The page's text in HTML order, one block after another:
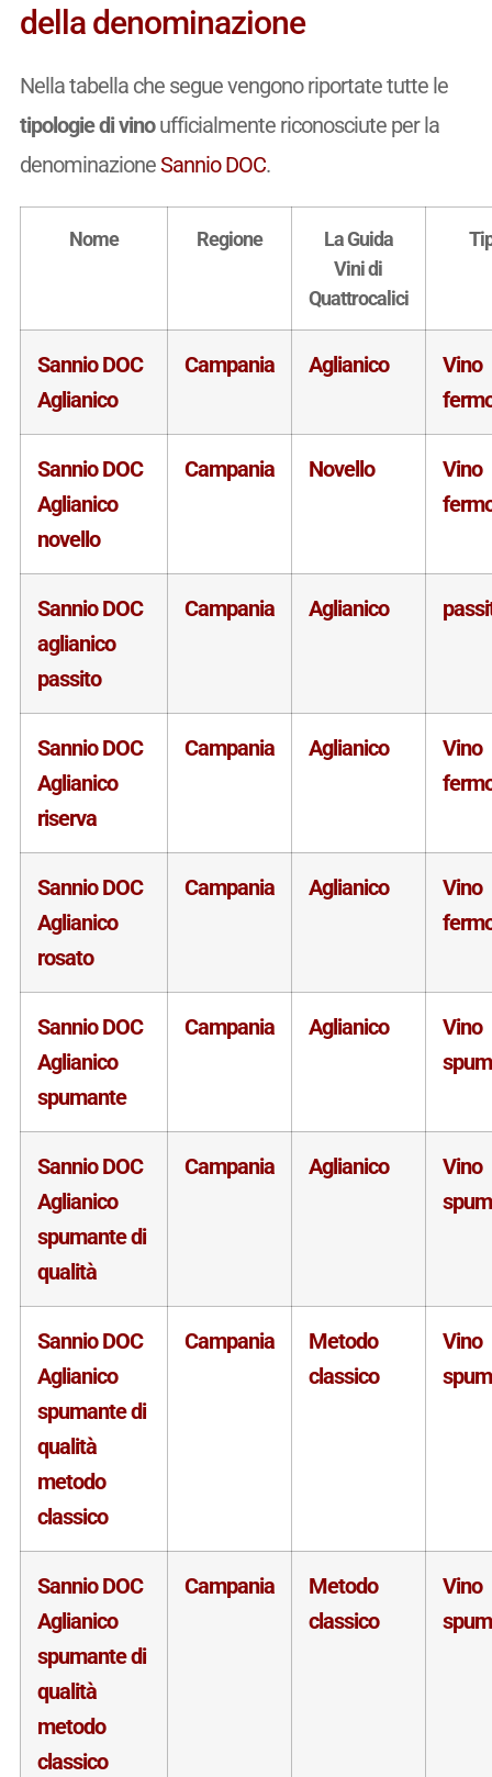
della denominazione
Nella tabella che segue vengono riportate tutte le
tipologie di vinoufficialmente riconosciute per la
denominazioneSannio DOC.
Nome Regione
La Guida
Vini di
Quattrocalici
Sannio DOC
Aglianico
Campania Aglianico
Vino
Sannio DOC
Aglianico
novello
Campania Novello
Vino
Sannio DOC
aglianico
passito
Campania Aglianico
Sannio DOC
Aglianico
riserva
Campania Aglianico
Vino
Sannio DOC
Aglianico
rosato
Campania Aglianico
Vino
Sannio DOC
Aglianico
spumante
Campania Aglianico
Vino
Sannio DOC
Aglianico
spumante di
qualità
Campania Aglianico
Vino
Sannio DOC
Aglianico
spumante di
qualità
metodo
classico
Campania
Metodo
classico
Vino
Sannio DOC
Aglianico
spumante di
qualità
metodo
classico
Campania
Metodo
classico
Vino